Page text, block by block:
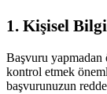
1. Kişisel
Başvuru
kontrol etmek
başvurunuzun